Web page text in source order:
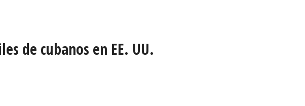
de cubanos en EE. UU.